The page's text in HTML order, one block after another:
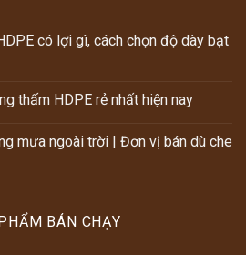
có lợi gì, cách chọn độ dày bạt
thấm HDPE rẻ nhất hiện nay
mưa ngoài trời | Đơn vị bán dù che
BÁN CHẠY